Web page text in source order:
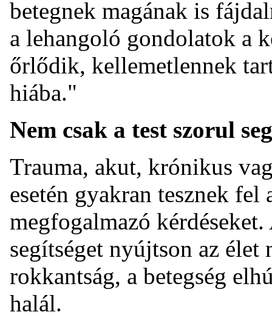
betegnek magának is
a lehangoló gondolatok a
őrlődik, kellemetlennek
hiába."
Nem csak a test szorul
Trauma, akut, krónikus
esetén gyakran tesznek
megfogalmazó
segítséget nyújtson az élet
rokkantság, a betegség
halál.